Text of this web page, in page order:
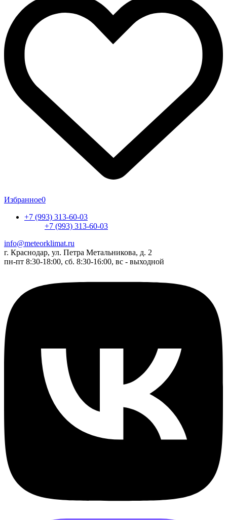
Избранное0
+7 (993) 313-60-03
+7 (993) 313-60-03
info@meteorklimat.ru
г. Краснодар, ул. Петра Метальникова, д. 2
пн-пт 8:30-18:00, сб. 8:30-16:00, вс - выходной